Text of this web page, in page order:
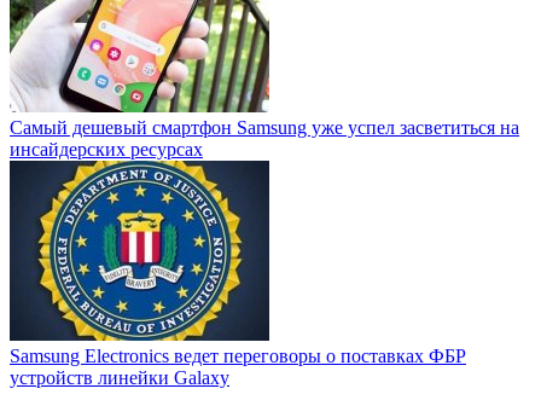
Самый дешевый смартфон Samsung уже успел засветиться на
инсайдерских ресурсах
Samsung Electronics ведет переговоры о поставках ФБР
устройств линейки Galaxy